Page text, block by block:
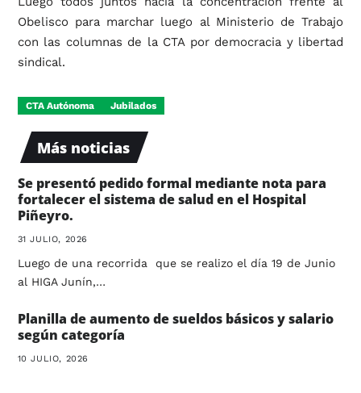
Obelisco para marchar luego al Ministerio de Trabajo
con las columnas de la CTA por democracia y libertad
sindical.
CTA Autónoma Jubilados
Más noticias
Se presentó pedido formal mediante nota para
fortalecer el sistema de salud en el Hospital
Piñeyro.
31 JULIO, 2026
Luego de una recorrida que se realizo el día 19 de Junio
al HIGA Junín,…
Planilla de aumento de sueldos básicos y salario
según categoría
10 JULIO, 2026